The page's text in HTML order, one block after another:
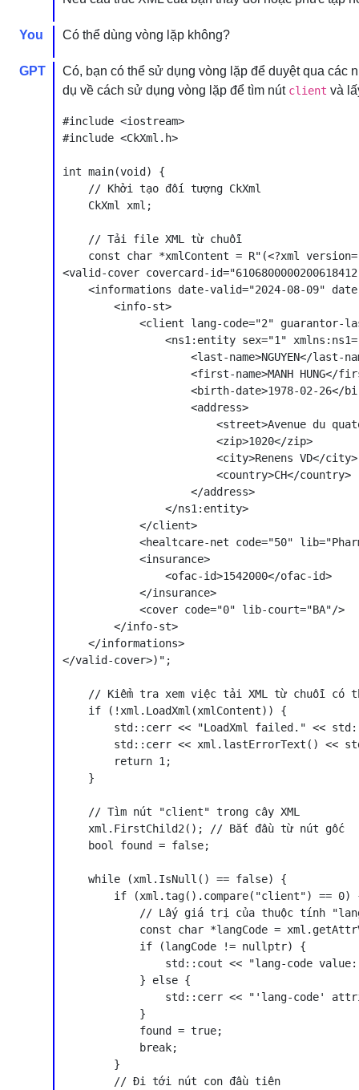
You Có thể dùng vòng lặp không?
GPT
Có, bạn có thể sử dụng vòng lặp để duyệt qua các
dụ về cách sử dụng vòng lặp để tìm nút client và
#include <iostream>
#include <CkXml.h>
int main(void) {
    // Khởi tạo đối tượng CkXml
    CkXml xml;
    // Tải file XML từ chuỗi
const char *xmlContent = R"(<?xml
<valid-cover covercard-
<informations date-valid="2024-08-09"
        <info-st>
<client lang-code="2" guarantor-
<ns1:entity sex="1"
<last-name>NGUYEN</last-
<first-name>MANH HUNG</
<birth-date>1978-02-26</
                    <address>
<street>Avenue du
                        <zip>1020</zip>
                        <city>Renens VD</city>
                        <country>CH</country>
                    </address>
                </ns1:entity>
            </client>
<healtcare-net code="50"
            <insurance>
                <ofac-id>1542000</ofac-id>
            </insurance>
            <cover code="0" lib-court="BA"/>
        </info-st>
    </informations>
</valid-cover>)";
// Kiểm tra xem việc tải XML từ chuỗi có
    if (!xml.LoadXml(xmlContent)) {
std::cerr << "LoadXml failed." <<
std::cerr << xml.lastErrorText() <<
        return 1;
    }
    // Tìm nút "client" trong cây XML
    xml.FirstChild2(); // Bắt đầu từ nút gốc
    bool found = false;
    while (xml.IsNull() == false) {
if (xml.tag().compare("client") == 0)
// Lấy giá trị của thuộc tính
const char *langCode =
            if (langCode != nullptr) {
std::cout << "lang-code
            } else {
std::cerr << "'lang-code'
            }
            found = true;
            break;
        }
        // Đi tới nút con đầu tiên